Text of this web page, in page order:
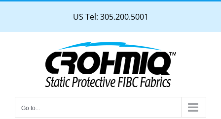
content
US Tel: 305.200.5001
Go to...